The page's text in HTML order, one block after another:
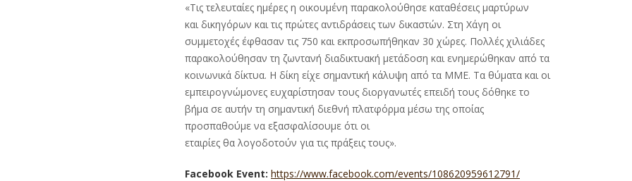
«Τις τελευταίες ημέρες η οικουμένη παρακολούθησε καταθέσεις μαρτύρων
και δικηγόρων και τις πρώτες αντιδράσεις των δικαστών. Στη Χάγη οι
συμμετοχές έφθασαν τις 750 και εκπροσωπήθηκαν 30 χώρες. Πολλές χιλιάδες
παρακολούθησαν τη ζωντανή διαδικτυακή μετάδοση και ενημερώθηκαν από τα
κοινωνικά δίκτυα. Η δίκη είχε σημαντική κάλυψη από τα ΜΜΕ. Τα θύματα και οι
εμπειρογνώμονες ευχαρίστησαν τους διοργανωτές επειδή τους δόθηκε το
βήμα σε αυτήν τη σημαντική διεθνή πλατφόρμα μέσω της οποίας
προσπαθούμε να εξασφαλίσουμε ότι οι
εταιρίες θα λογοδοτούν για τις πράξεις τους».
Facebook Event: https://www.facebook.com/events/108620959612791/